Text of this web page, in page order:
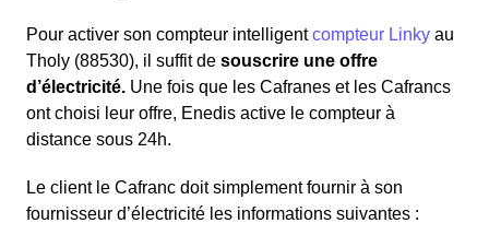
Pour activer son compteur intelligentcompteur Linky au
Tholy (88530), il suffit de souscrire une offre
d’électricité. Une fois que les Cafranes et les Cafrancs
ont choisi leur offre, Enedis active le compteur à
distance sous 24h.
Le client le Cafranc doit simplement fournir à son
fournisseur d’électricité les informations suivantes :